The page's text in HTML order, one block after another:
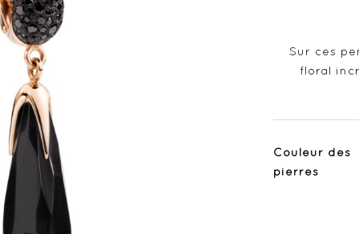
Sur ces
floral
Couleur des
pierres